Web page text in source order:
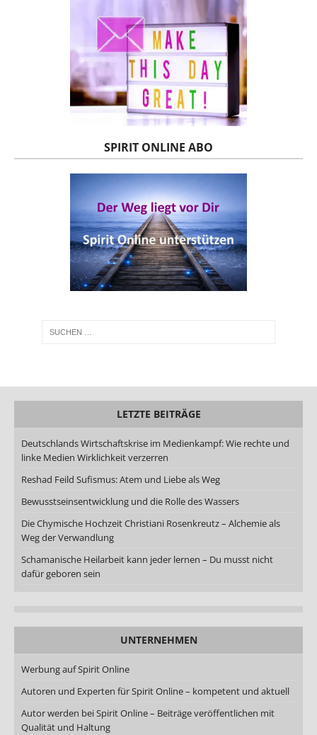
SPIRIT ONLINE ABO
LETZTE BEITRÄGE
Deutschlands Wirtschaftskrise im Medienkampf: Wie rechte und
linke Medien Wirklichkeit verzerren
Reshad Feild Sufismus: Atem und Liebe als Weg
Bewusstseinsentwicklung und die Rolle des Wassers
Die Chymische Hochzeit Christiani Rosenkreutz – Alchemie als
Weg der Verwandlung
Schamanische Heilarbeit kann jeder lernen – Du musst nicht
dafür geboren sein
UNTERNEHMEN
Werbung auf Spirit Online
Autoren und Experten für Spirit Online – kompetent und aktuell
Autor werden bei Spirit Online – Beiträge veröffentlichen mit
Qualität und Haltung